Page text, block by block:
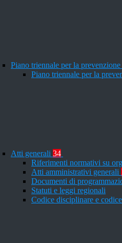
Piano triennale per la
Piano triennale per la
Atti generali 34
Riferimenti normativi su
Atti amministrativi generali
Documenti di
Statuti e leggi regionali
Codice disciplinare e